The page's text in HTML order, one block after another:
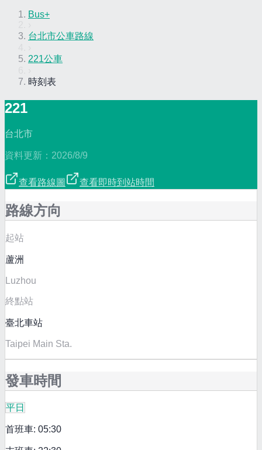
Bus+
台北市公車路線
221公車
時刻表
221
台北市
資料更新： 2026/8/9
查看路線圖 查看即時到站時間
路線方向
起站
蘆洲
Luzhou
終點站
臺北車站
Taipei Main Sta.
發車時間
平日
首班車: 05:30